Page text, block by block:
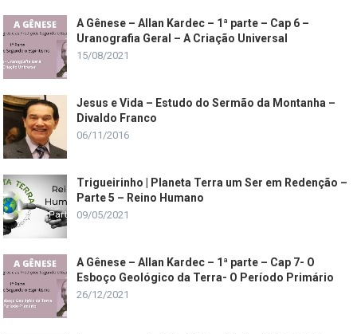
A Gênese – Allan Kardec – 1ª parte – Cap 6 –
Uranografia Geral – A Criação Universal
15/08/2021
Jesus e Vida – Estudo do Sermão da Montanha –
Divaldo Franco
06/11/2016
Trigueirinho | Planeta Terra um Ser em Redenção –
Parte 5 – Reino Humano
09/05/2021
A Gênese – Allan Kardec – 1ª parte – Cap 7- O
Esboço Geológico da Terra- O Período Primário
26/12/2021